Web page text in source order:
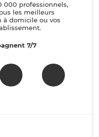
000 professionnels,
les meilleurs
domicile ou vos
7/7